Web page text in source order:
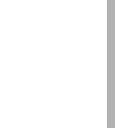
pagano €
e